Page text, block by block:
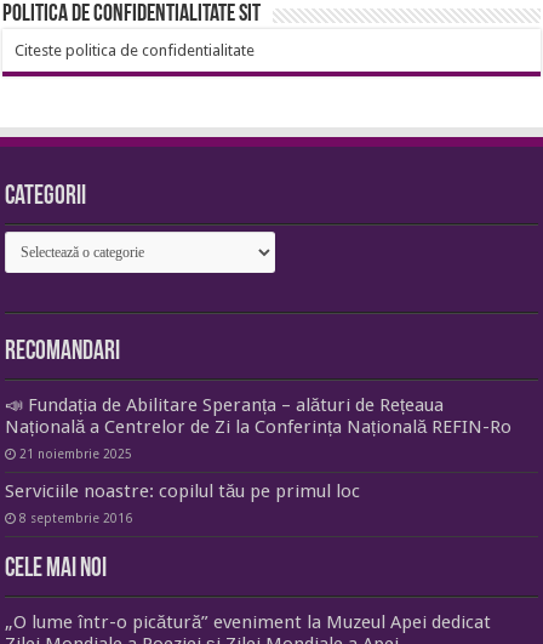
Politica de confidentialitate sit
Citeste politica de confidentialitate
Categorii
Categorii
Recomandari
📣 Fundația de Abilitare Speranța – alături de Rețeaua
Națională a Centrelor de Zi la Conferința Națională REFIN-Ro
21 noiembrie 2025
Serviciile noastre: copilul tău pe primul loc
8 septembrie 2016
Cele mai noi
„O lume într-o picătură” eveniment la Muzeul Apei dedicat